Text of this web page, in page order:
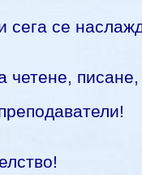
сега се